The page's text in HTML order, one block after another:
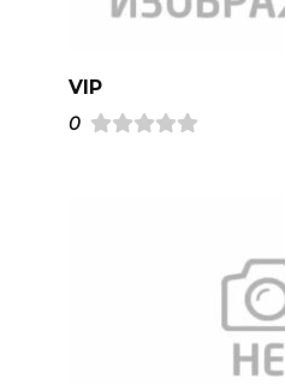
VIP
0